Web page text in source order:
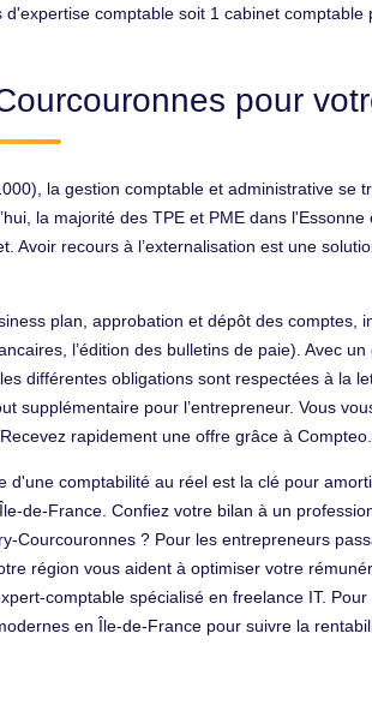
comptable soit 1 cabinet comptable
pour
la gestion comptable et administrative se
la majorité des TPE et PME dans
recours à l’externalisation est une
plan, approbation et dépôt des comptes,
l’édition des bulletins de paie). Avec
différentes obligations sont respectées à la
pour l’entrepreneur. Vous
rapidement une offre grâce à
comptabilité au réel est la clé pour
de-France. Confiez votre bilan à un
? Pour les entrepreneurs
région vous aident à optimiser votre
comptable spécialisé en freelance IT.
en Île-de-France pour suivre la